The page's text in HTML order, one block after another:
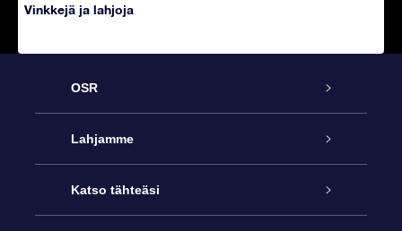
Vinkkejä ja lahjoja
OSR
Palvelu
Ota meihin yhteyttä
Lahjamme
Online Star -lahja
Katso tähteäsi